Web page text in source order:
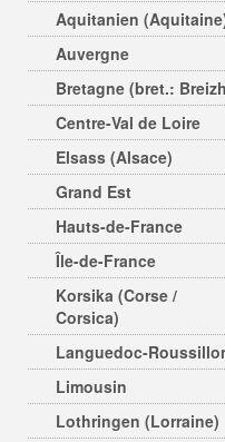
Aquitanien
Auvergne
Bretagne (bret.:
Centre-Val de Loire
Elsass (Alsace)
Grand Est
Hauts-de-France
Île-de-France
Korsika (Corse /
Corsica)
Languedoc-
Limousin
Lothringen (Lorraine)